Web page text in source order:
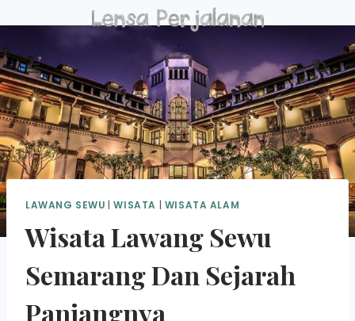
to
content
LAWANG SEWU |WISATA | WISATA ALAM
Wisata Lawang Sewu
Semarang Dan Sejarah
Panjangnya